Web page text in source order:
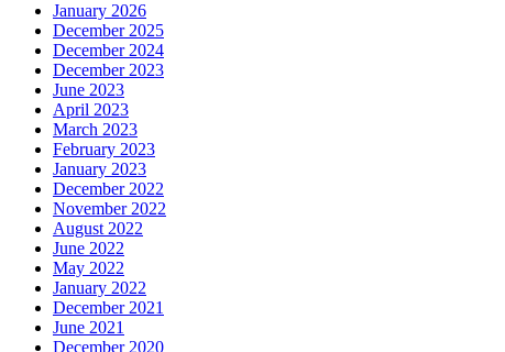
January 2026
December 2025
December 2024
December 2023
June 2023
April 2023
March 2023
February 2023
January 2023
December 2022
November 2022
August 2022
June 2022
May 2022
January 2022
December 2021
June 2021
December 2020